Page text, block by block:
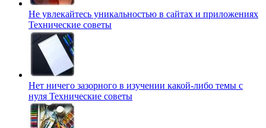
Не увлекайтесь уникальностью в сайтах и приложениях
Технические советы
Нет ничего зазорного в изучении какой-либо темы с
нуля Технические советы